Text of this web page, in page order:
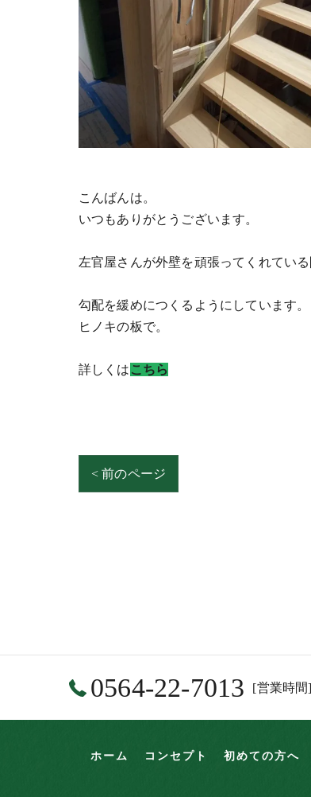
こんばんは。
いつもありがとうございます。
左官屋さんが外壁を頑張ってくれてい
勾配を緩めにつくるようにしています。
ヒノキの板で。
詳しくは こちら
< 前のページ
0564-22-7013 [営業時間
ホーム コンセプト 初めての方へ